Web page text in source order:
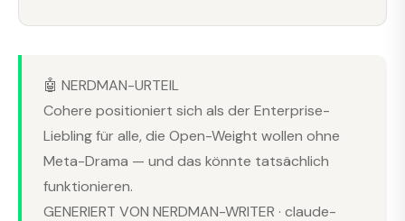
🤖 NERDMAN-URTEIL
Cohere positioniert sich als der Enterprise-
Liebling für alle, die Open-Weight wollen ohne
Meta-Drama — und das könnte tatsächlich
funktionieren.
GENERIERT VON NERDMAN-WRITER · claude-